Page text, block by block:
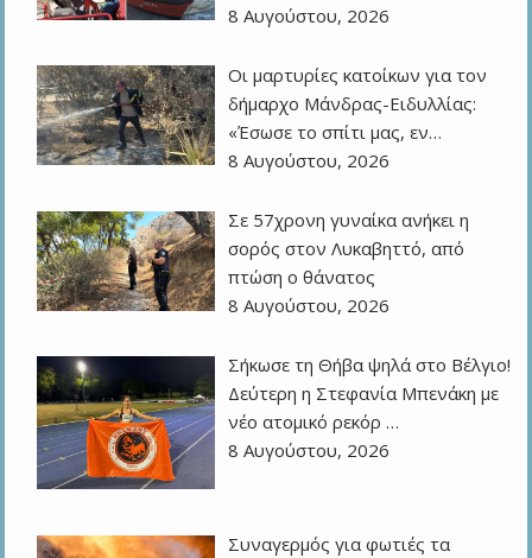
8 Αυγούστου, 2026
Οι μαρτυρίες κατοίκων για τον
δήμαρχο Μάνδρας-Ειδυλλίας:
«Έσωσε το σπίτι μας, εν…
8 Αυγούστου, 2026
Σε 57χρονη γυναίκα ανήκει η
σορός στον Λυκαβηττό, από
πτώση ο θάνατος
8 Αυγούστου, 2026
Σήκωσε τη Θήβα ψηλά στο Βέλγιο!
Δεύτερη η Στεφανία Μπενάκη με
νέο ατομικό ρεκόρ …
8 Αυγούστου, 2026
Συναγερμός για φωτιές τα